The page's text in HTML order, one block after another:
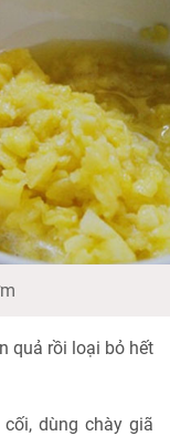
quả rồi loại bỏ hết
dùng chày giã